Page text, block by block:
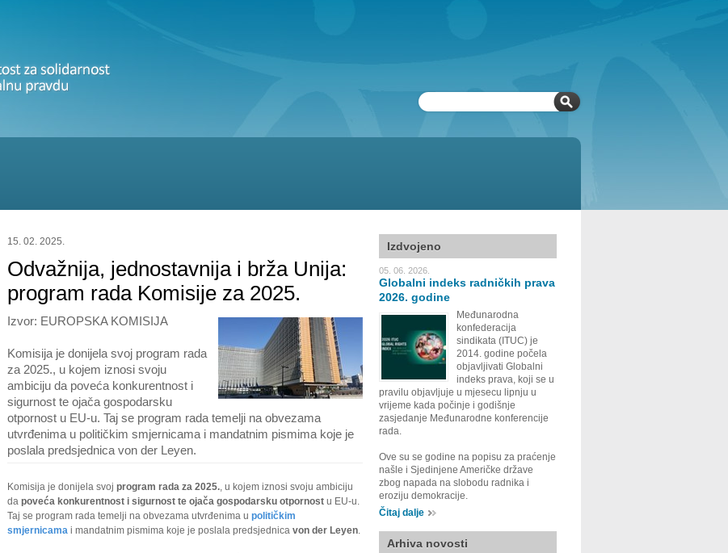
15. 02. 2025.
Odvažnija, jednostavnija i brža Unija:
program rada Komisije za 2025.
Izvor: EUROPSKA KOMISIJA
Komisija je donijela svoj program rada
za 2025., u kojem iznosi svoju
ambiciju da poveća konkurentnost i
sigurnost te ojača gospodarsku
otpornost u EU-u. Taj se program rada temelji na obvezama
utvrđenima u političkim smjernicama i mandatnim pismima koje je
poslala predsjednica von der Leyen.
Komisija je donijela svoj program rada za 2025., u kojem iznosi svoju ambiciju
da poveća konkurentnost i sigurnost te ojača gospodarsku otpornost u EU-u.
Taj se program rada temelji na obvezama utvrđenima u političkim
smjernicama i mandatnim pismima koje je poslala predsjednica von der Leyen.
Izdvojeno
05. 06. 2026.
Globalni indeks radničkih prava
2026. godine
Međunarodna
konfederacija
sindikata (ITUC) je
2014. godine počela
objavljivati Globalni
indeks prava, koji se u
pravilu objavljuje u mjesecu lipnju u
vrijeme kada počinje i godišnje
zasjedanje Međunarodne konferencije
rada.
Ove su se godine na popisu za praćenje
našle i Sjedinjene Američke države
zbog napada na slobodu radnika i
eroziju demokracije.
Čitaj dalje
Arhiva novosti